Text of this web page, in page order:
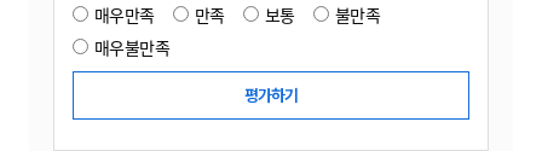
매우만족 만족 보통
불만족
매우불만족